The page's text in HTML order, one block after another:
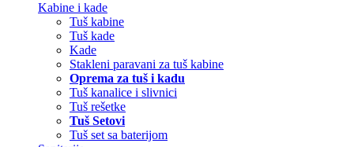
Kabine i kade
Tuš kabine
Tuš kade
Kade
Stakleni paravani za tuš kabine
Oprema za tuš i kadu
Tuš kanalice i slivnici
Tuš rešetke
Tuš Setovi
Tuš set sa baterijom